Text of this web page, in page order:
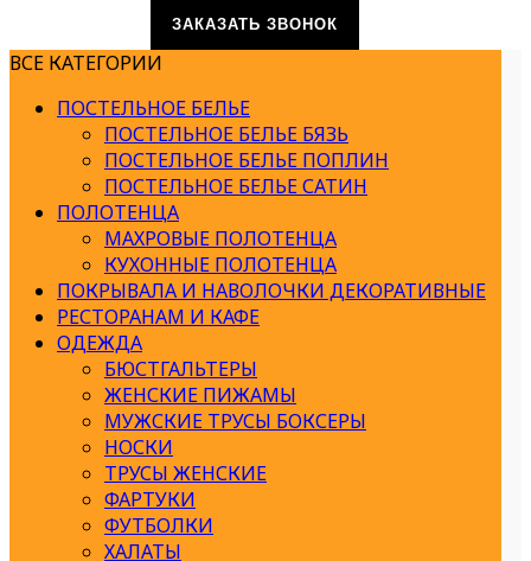
ЗАКАЗАТЬ ЗВОНОК
ВСЕ КАТЕГОРИИ
ПОСТЕЛЬНОЕ БЕЛЬЕ
ПОСТЕЛЬНОЕ БЕЛЬЕ БЯЗЬ
ПОСТЕЛЬНОЕ БЕЛЬЕ ПОПЛИН
ПОСТЕЛЬНОЕ БЕЛЬЕ САТИН
ПОЛОТЕНЦА
МАХРОВЫЕ ПОЛОТЕНЦА
КУХОННЫЕ ПОЛОТЕНЦА
ПОКРЫВАЛА И НАВОЛОЧКИ ДЕКОРАТИВНЫЕ
РЕСТОРАНАМ И КАФЕ
ОДЕЖДА
БЮСТГАЛЬТЕРЫ
ЖЕНСКИЕ ПИЖАМЫ
МУЖСКИЕ ТРУСЫ БОКСЕРЫ
НОСКИ
ТРУСЫ ЖЕНСКИЕ
ФАРТУКИ
ФУТБОЛКИ
ХАЛАТЫ